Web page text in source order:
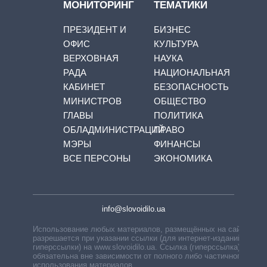
МОНИТОРИНГ
ПРЕЗИДЕНТ И
ОФИС
ВЕРХОВНАЯ
РАДА
КАБИНЕТ
МИНИСТРОВ
ГЛАВЫ
ОБЛАДМИНИСТРАЦИЙ
МЭРЫ
ВСЕ ПЕРСОНЫ
ТЕМАТИКИ
БИЗНЕС
КУЛЬТУРА
НАУКА
НАЦИОНАЛЬНАЯ
БЕЗОПАСНОСТЬ
ОБЩЕСТВО
ПОЛИТИКА
ПРАВО
ФИНАНСЫ
ЭКОНОМИКА
info@slovoidilo.ua
Использование любых материалов, размещённых на сайте,
разрешается при указании ссылки (для интернет-изданий —
гиперссылки) на www.slovoidilo.ua. Ссылка (гиперссылка)
обязательна вне зависимости от полного либо частичного
использования материалов.